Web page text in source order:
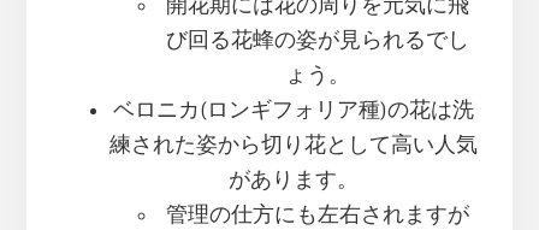
開花期には花の周りを元気に飛
び回る花蜂の姿が見られるでし
ょう。
ベロニカ(ロンギフォリア種)の花は洗
練された姿から切り花として高い人気
があります。
管理の仕方にも左右されますが